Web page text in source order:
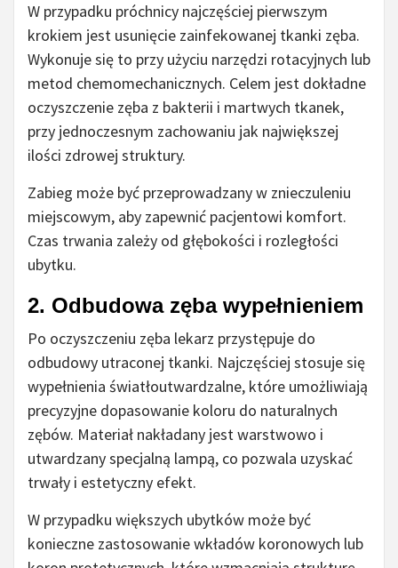
W przypadku próchnicy najczęściej pierwszym
krokiem jest usunięcie zainfekowanej tkanki zęba.
Wykonuje się to przy użyciu narzędzi rotacyjnych lub
metod chemomechanicznych. Celem jest dokładne
oczyszczenie zęba z bakterii i martwych tkanek,
przy jednoczesnym zachowaniu jak największej
ilości zdrowej struktury.
Zabieg może być przeprowadzany w znieczuleniu
miejscowym, aby zapewnić pacjentowi komfort.
Czas trwania zależy od głębokości i rozległości
ubytku.
2. Odbudowa zęba wypełnieniem
Po oczyszczeniu zęba lekarz przystępuje do
odbudowy utraconej tkanki. Najczęściej stosuje się
wypełnienia światłoutwardzalne, które umożliwiają
precyzyjne dopasowanie koloru do naturalnych
zębów. Materiał nakładany jest warstwowo i
utwardzany specjalną lampą, co pozwala uzyskać
trwały i estetyczny efekt.
W przypadku większych ubytków może być
konieczne zastosowanie wkładów koronowych lub